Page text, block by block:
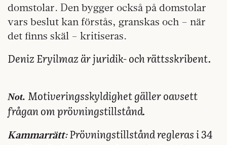
domstolar. Den bygger också på domstolar
vars beslut kan förstås, granskas och – när
det finns skäl – kritiseras.
Deniz Eryilmaz är juridik- och rättsskribent.
Not. Motiveringsskyldighet gäller oavsett
frågan om prövningstillstånd.
Kammarrätt:Prövningstillstånd regleras i 34